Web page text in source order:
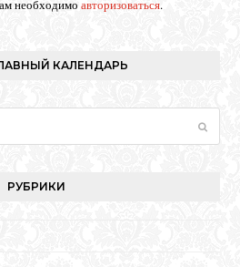
необходимоавторизоваться.
КАЛЕНДАРЬ
РУБРИКИ